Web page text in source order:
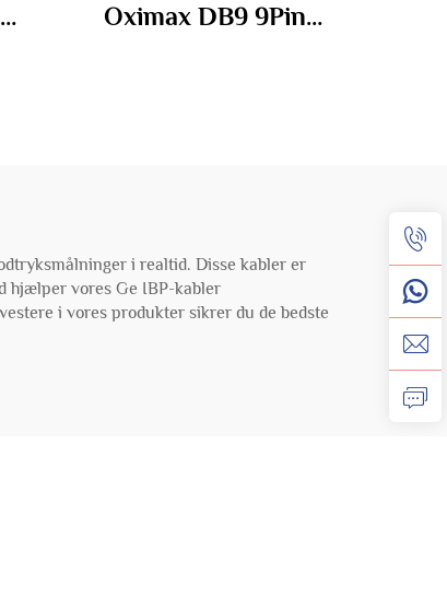
Oximax DB9 9Pin
i realtid. Disse kabler er
hjælper vores Ge IBP-kabler
i vores produkter sikrer du de bedste